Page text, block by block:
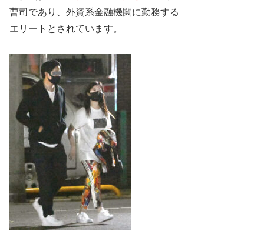
曹司であり、外資系金融機関に勤務する
エリートとされています​​。